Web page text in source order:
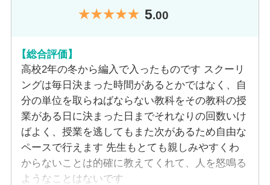
自習室
あり
PC台数
20
5.00
【総合評価】
高校2年の冬から編入で入ったものです スクーリ
ングは毎日決まった時間があるとかではなく、自
分の単位を取らねばならない教科をその教科の授
業がある日に決まった日までそれなりの回数いけ
ばよく、授業を逃してもまた次があるため自由な
ペースで行えます 先生もとても親しみやすくわ
からないことは的確に教えてくれて、人を怒鳴る
ようなことはないです